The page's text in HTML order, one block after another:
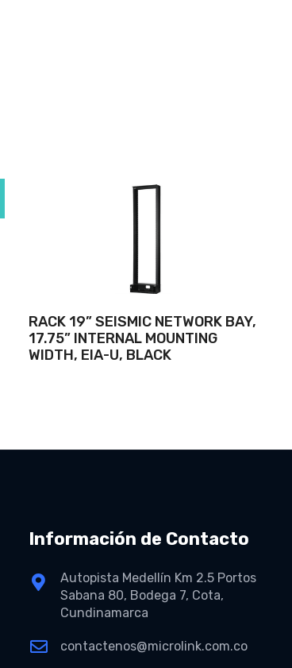
RACK 19” SEISMIC NETWORK BAY,
17.75” INTERNAL MOUNTING
WIDTH, EIA-U, BLACK
Información de Contacto
Autopista Medellín Km 2.5 Portos
Sabana 80, Bodega 7, Cota,
Cundinamarca
contactenos@microlink.com.co